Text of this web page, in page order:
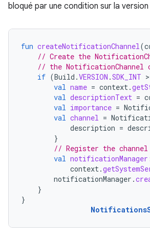
bloqué par une condition sur la version
fun createNotificationChannel(
// Create the
// the
if (Build .VERSION .SDK_INT >
val name = context.
val descriptionText =
val importance =
val channel =
description =
}
// Register the
val notificationManager
context.
notificationManager .
}
}